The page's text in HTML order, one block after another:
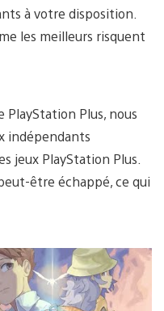
à votre disposition.
les meilleurs risquent
PlayStation Plus, nous
indépendants
jeux PlayStation Plus.
être échappé, ce qui